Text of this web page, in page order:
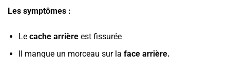
Les symptômes :
Le cache arrièreest fissurée
Il manque un morceau sur la face arrière.